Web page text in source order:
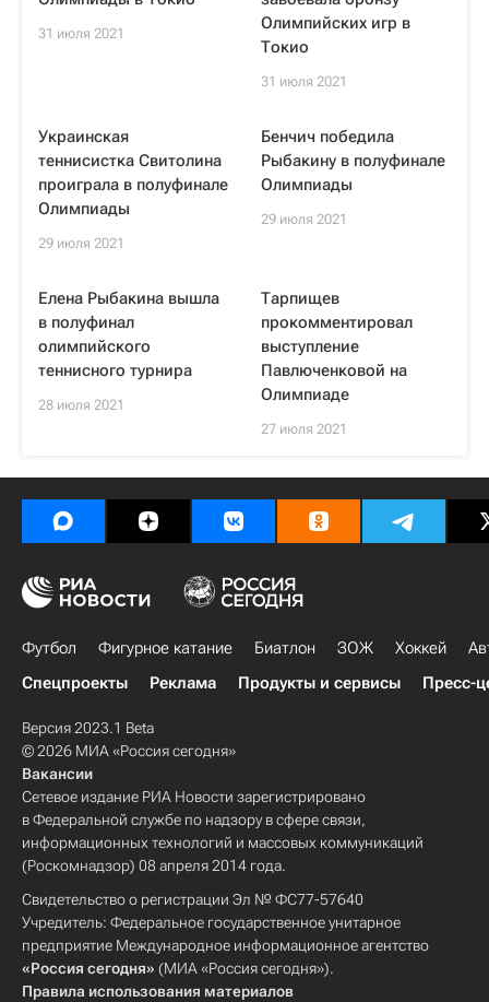
31 июля 2021
Олимпийских игр в
Токио
31 июля 2021
Украинская
теннисистка Свитолина
проиграла в полуфинале
Олимпиады
29 июля 2021
Бенчич победила
Рыбакину в полуфинале
Олимпиады
29 июля 2021
Елена Рыбакина вышла
в полуфинал
олимпийского
теннисного турнира
28 июля 2021
Тарпищев
прокомментировал
выступление
Павлюченковой на
Олимпиаде
27 июля 2021
Футбол Фигурное катание Биатлон ЗОЖ Хоккей
Спецпроекты
Реклама Продукты и сервисы Пресс-
Версия 2023.1 Beta
© 2026 МИА «Россия сегодня»
Вакансии
Сетевое издание РИА Новости зарегистрировано
в Федеральной службе по надзору в сфере связи,
информационных технологий и массовых коммуникаций
(Роскомнадзор) 08 апреля 2014 года.
Свидетельство о регистрации Эл № ФС77-57640
Учредитель: Федеральное государственное унитарное
предприятие Международное информационное агентство
«Россия сегодня» (МИА «Россия сегодня»).
Правила использования материалов